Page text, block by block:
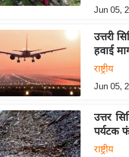
Jun 05,
उत्तरी
हवाई
राष्ट्रीय
Jun 05,
उत्तर
पर्यटक
राष्ट्रीय